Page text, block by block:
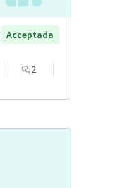
Acceptada
2